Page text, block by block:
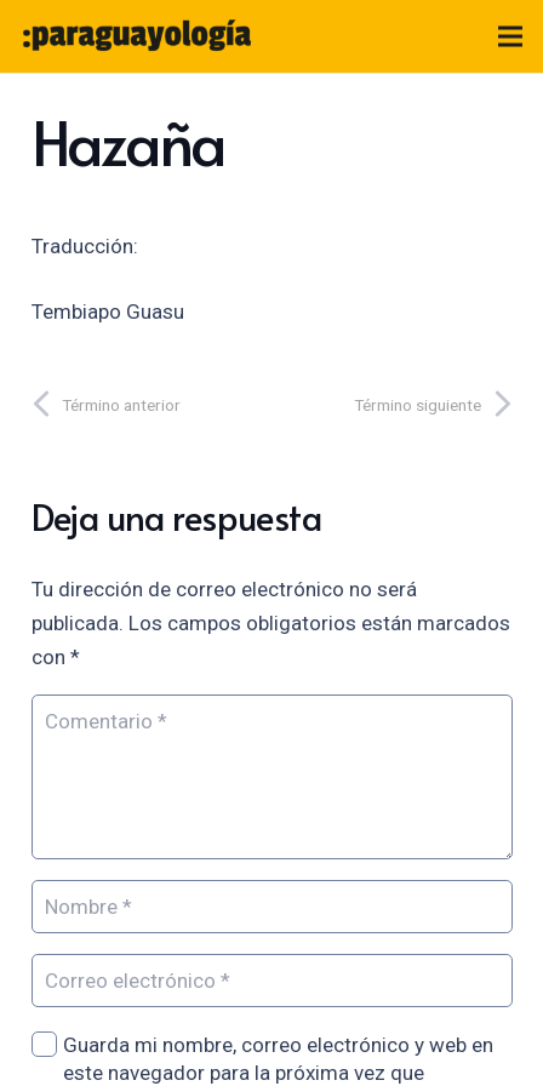
Hazaña
Traducción:
Tembiapo Guasu
Término anterior Término siguiente
Deja una respuesta
Tu dirección de correo electrónico no será
publicada. Los campos obligatorios están marcados
con *
Guarda mi nombre, correo electrónico y web en
este navegador para la próxima vez que